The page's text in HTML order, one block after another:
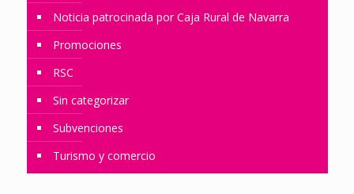
Noticia patrocinada por Caja Rural de Navarra
Promociones
RSC
Sin categorizar
Subvenciones
Turismo y comercio